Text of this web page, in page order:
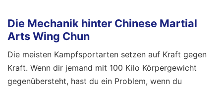
Die Mechanik hinter Chinese Martial
Arts Wing Chun
Die meisten Kampfsportarten setzen auf Kraft gegen
Kraft. Wenn dir jemand mit 100 Kilo Körpergewicht
gegenübersteht, hast du ein Problem, wenn du